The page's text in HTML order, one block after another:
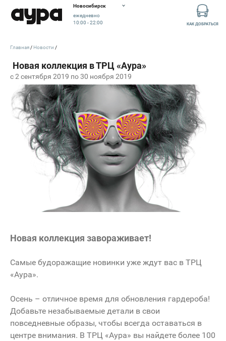
Новосибирск
ежедневно
10:00 - 22:00
КАК ДОБРАТЬСЯ
c 2 сентября 2019 по 30 ноября 2019
Главная Новости
Новая коллекция завораживает!
Самые будоражащие новинки уже ждут вас в ТРЦ
«Аура».
Осень – отличное время для обновления гардероба!
Добавьте незабываемые детали в свои
повседневные образы, чтобы всегда оставаться в
центре внимания. В ТРЦ «Аура» вы найдете более 100